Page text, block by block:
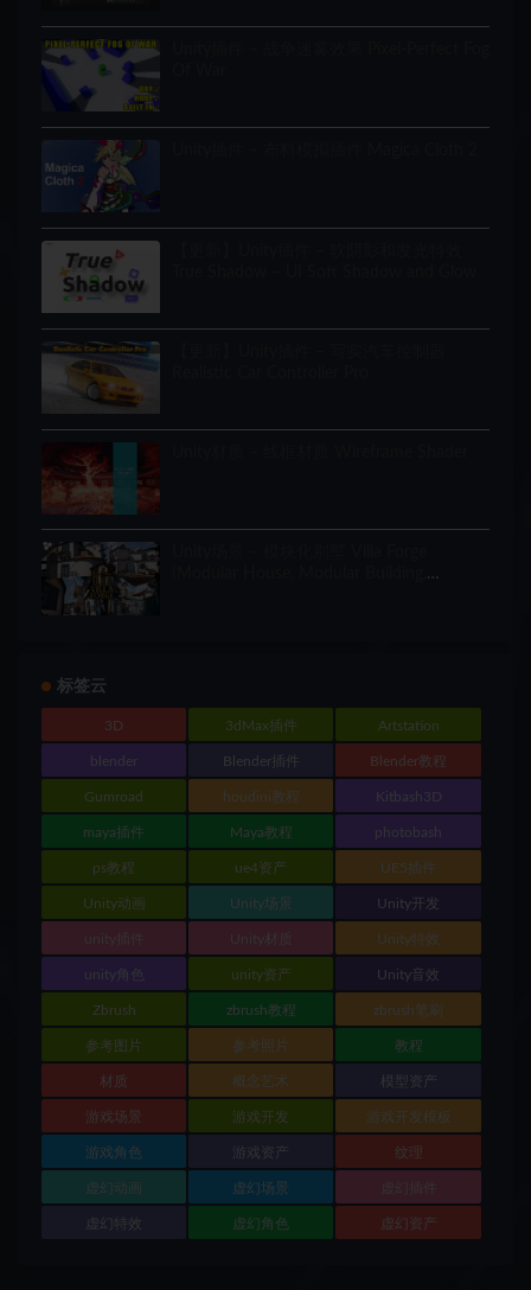
标签云
3D 3dMax插件 Artstation
blender Blender插件 Blender教程
Gumroad houdini教程 Kitbash3D
maya插件 Maya教程 photobash
ps教程 ue4资产 UE5插件
Unity动画 Unity场景 Unity开发
unity插件 Unity材质 Unity特效
unity角色 unity资产 Unity音效
Zbrush zbrush教程 zbrush笔刷
参考图片 参考照片 教程
材质 概念艺术 模型资产
游戏场景 游戏开发 游戏开发模板
游戏角色 游戏资产 纹理
虚幻动画 虚幻场景 虚幻插件
虚幻特效 虚幻角色 虚幻资产